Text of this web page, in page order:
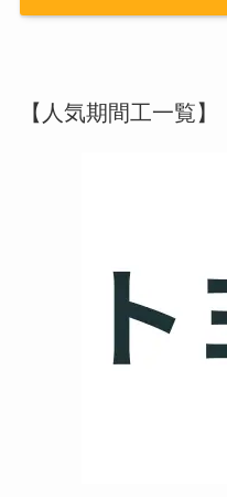
【人気期間工一覧】